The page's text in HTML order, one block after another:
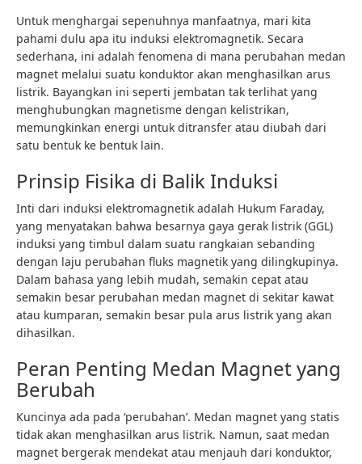
Untuk menghargai sepenuhnya manfaatnya, mari kita
pahami dulu apa itu induksi elektromagnetik. Secara
sederhana, ini adalah fenomena di mana perubahan medan
magnet melalui suatu konduktor akan menghasilkan arus
listrik. Bayangkan ini seperti jembatan tak terlihat yang
menghubungkan magnetisme dengan kelistrikan,
memungkinkan energi untuk ditransfer atau diubah dari
satu bentuk ke bentuk lain.
Prinsip Fisika di Balik Induksi
Inti dari induksi elektromagnetik adalah Hukum Faraday,
yang menyatakan bahwa besarnya gaya gerak listrik (GGL)
induksi yang timbul dalam suatu rangkaian sebanding
dengan laju perubahan fluks magnetik yang dilingkupinya.
Dalam bahasa yang lebih mudah, semakin cepat atau
semakin besar perubahan medan magnet di sekitar kawat
atau kumparan, semakin besar pula arus listrik yang akan
dihasilkan.
Peran Penting Medan Magnet yang
Berubah
Kuncinya ada pada ‘perubahan’. Medan magnet yang statis
tidak akan menghasilkan arus listrik. Namun, saat medan
magnet bergerak mendekat atau menjauh dari konduktor,